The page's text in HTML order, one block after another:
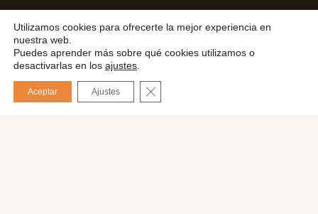
Utilizamos cookies para ofrecerte la mejor experiencia en
nuestra web.
Puedes aprender más sobre qué cookies utilizamos o
desactivarlas en los ajustes
Aceptar Ajustes CERRAR EL BANNER DE COOKIES